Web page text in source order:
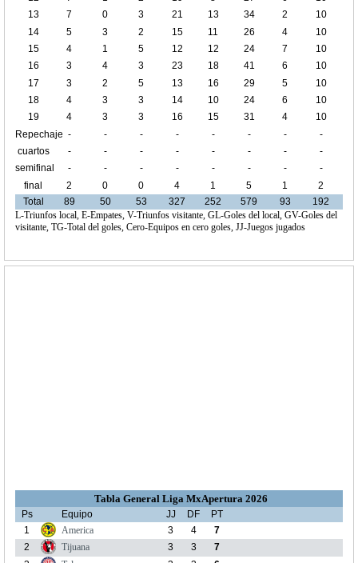
13
7 0 3 21 13 34 2
10
14
5 3 2 15 11 26 4
10
15
4 1 5 12 12 24 7
10
16
3 4 3 23 18 41 6
10
17
3 2 5 13 16 29 5
10
18
4 3 3 14 10 24 6
10
19
4 3 3 16 15 31 4
10
Repechaje - - - - - - -
-
cuartos
de final
- - - - - - -
-
semifinal
- - - - - - -
-
final
2 0 0 4 1 5 1
2
Total
89 50 53 327 252 579 93
192
L-Triunfos local, E-Empates, V-Triunfos visitante, GL-Goles del local, GV-Goles del
visitante, TG-Total del goles, Cero-Equipos en cero goles, JJ-Juegos jugados
Tabla General Liga MxApertura 2026
Ps Equipo JJ DF
PT
1
America 3 4
7
2
Tijuana 3 3
7